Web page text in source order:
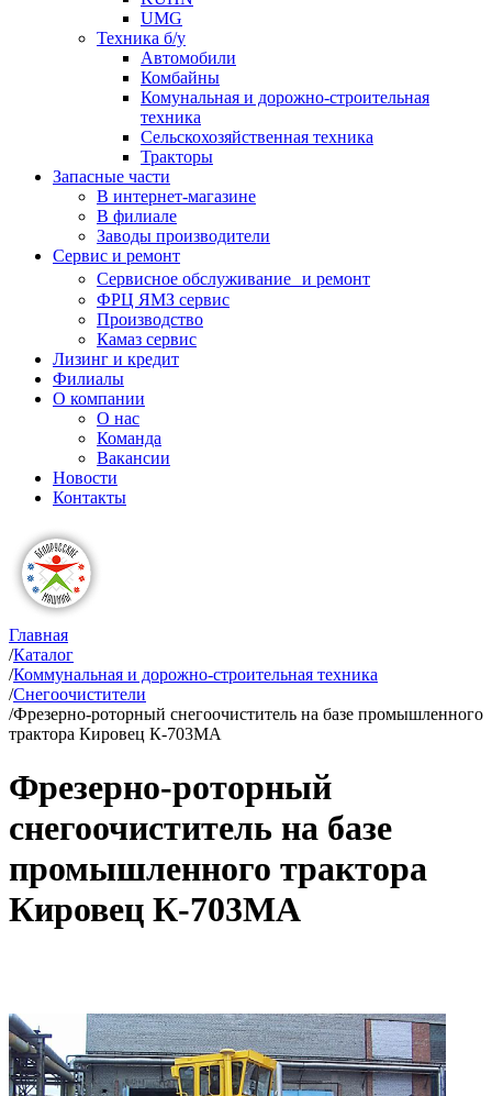
UMG
Техника б/у
Автомобили
Комбайны
Комунальная и дорожно-строительная
техника
Сельскохозяйственная техника
Тракторы
Запасные части
В интернет-магазине
В филиале
Заводы производители
Сервис и ремонт
Сервисное обслуживание и ремонт
ФРЦ ЯМЗ сервис
Производство
Камаз сервис
Лизинг и кредит
Филиалы
О компании
О нас
Команда
Вакансии
Новости
Контакты
Главная
/Каталог
/Коммунальная и дорожно-строительная техника
/Снегоочистители
/Фрезерно-роторный снегоочиститель на базе промышленного
трактора Кировец К-703МА
Фрезерно-роторный
снегоочиститель на базе
промышленного трактора
Кировец К-703МА